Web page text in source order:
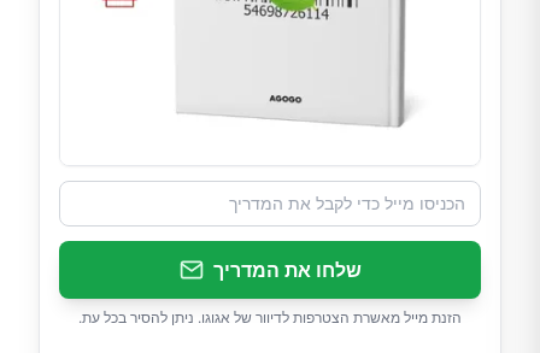
שלחו את המדריך
הזנת מייל מאשרת הצטרפות לדיוור של אגוגו. ניתן להסיר בכל עת.